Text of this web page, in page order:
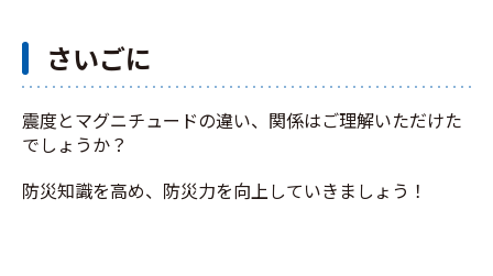
さいごに
震度とマグニチュードの違い、関係はご理解いただけた
でしょうか？
防災知識を高め、防災力を向上していきましょう！